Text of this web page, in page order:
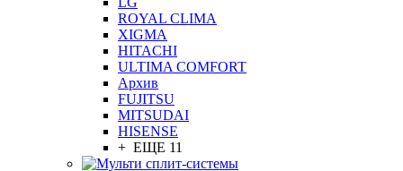
ROYAL CLIMA
XIGMA
HITACHI
ULTIMA COMFORT
Архив
FUJITSU
MITSUDAI
HISENSE
+ ЕЩЕ 11